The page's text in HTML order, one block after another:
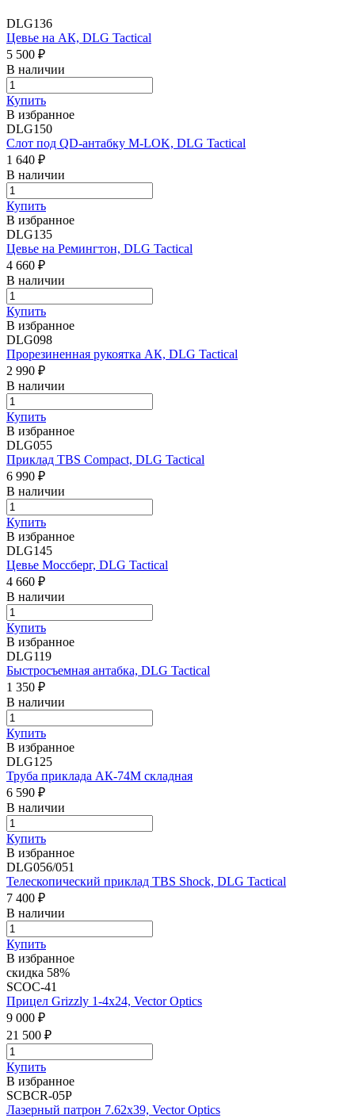
DLG136
Цевье на АК, DLG Tactical
5 500 ₽
В наличии
Купить
В избранное
DLG150
Слот под QD-антабку M-LOK, DLG Tactical
1 640 ₽
В наличии
Купить
В избранное
DLG135
Цевье на Ремингтон, DLG Tactical
4 660 ₽
В наличии
Купить
В избранное
DLG098
Прорезиненная рукоятка АК, DLG Tactical
2 990 ₽
В наличии
Купить
В избранное
DLG055
Приклад TBS Compact, DLG Tactical
6 990 ₽
В наличии
Купить
В избранное
DLG145
Цевье Моссберг, DLG Tactical
4 660 ₽
В наличии
Купить
В избранное
DLG119
Быстросъемная антабка, DLG Tactical
1 350 ₽
В наличии
Купить
В избранное
DLG125
Труба приклада АК-74М складная
6 590 ₽
В наличии
Купить
В избранное
DLG056/051
Телескопический приклад TBS Shock, DLG Tactical
7 400 ₽
В наличии
Купить
В избранное
скидка 58%
SCOC-41
Прицел Grizzly 1-4x24, Vector Optics
9 000 ₽
21 500 ₽
Купить
В избранное
SCBCR-05P
Лазерный патрон 7.62x39, Vector Optics